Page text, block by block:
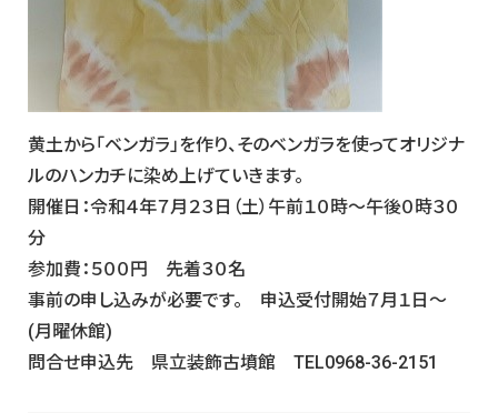
黄土から「ベンガラ」を作り、そのベンガラを使ってオリジナ
ルのハンカチに染め上げていきます。
開催日：令和４年７月２３日（土）午前１０時～午後０時３０
分
参加費：５００円 先着３０名
事前の申し込みが必要です。 申込受付開始７月１日～
(月曜休館)
問合せ申込先 県立装飾古墳館 TEL0968-36-2151